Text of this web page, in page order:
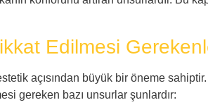
Edilmesi
açısından büyük bir öneme
gereken bazı unsurlar şunlardır: